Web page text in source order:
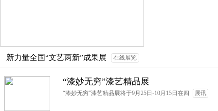
新力量全国“文艺两新”成果展 在线展览
“漆妙无穷”漆艺精品展
“漆妙无穷”漆艺精品展将于9月25日-10月15日在四 展讯